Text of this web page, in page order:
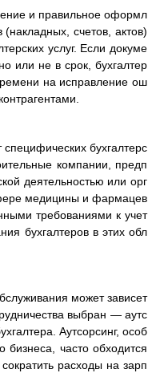
и правильное оформл
счетов, актов)
услуг. Если докуме
или не в срок, бухгалтер
на исправление ош
бухгалтерс
компании, предп
деятельностью или орг
медицины и фармацев
требованиями к учет
бухгалтеров в этих обл
может зависет
выбран — аутс
Аутсорсинг, особ
часто обходится
расходы на зарп